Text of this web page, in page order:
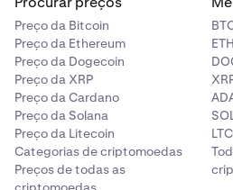
•
Trigger Signal:
Last Price
O preço mais recente ao
transação.
Quando usar: Ideal para
real e decisões de
particularmente em
Preço da Bitcoin
Preço da Ethereum
Preço da Dogecoin
Preço da XRP
Preço da Cardano
Preço da Solana
Preço da Litecoin
Categorias de criptomoedas
Preços de todas as